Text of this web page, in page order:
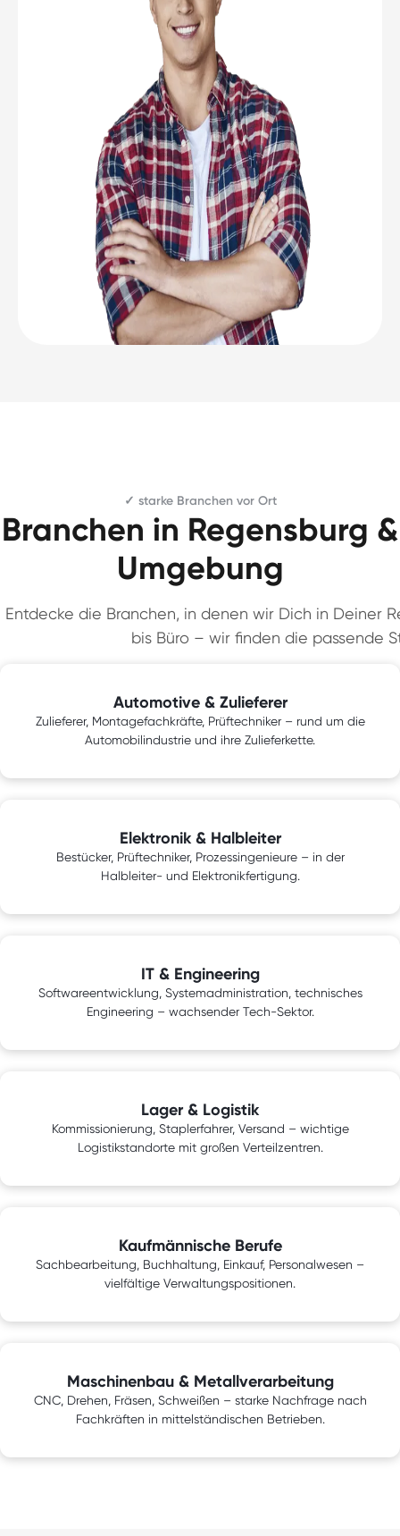
✓ starke Branchen vor Ort
Branchen in Regensburg &
Umgebung
Entdecke die Branchen, in denen wir Dich in Deiner
bis Büro – wir finden die passende
Automotive & Zulieferer
Zulieferer, Montagefachkräfte, Prüftechniker – rund um die
Automobilindustrie und ihre Zulieferkette.
Elektronik & Halbleiter
Bestücker, Prüftechniker, Prozessingenieure – in der
Halbleiter- und Elektronikfertigung.
IT & Engineering
Softwareentwicklung, Systemadministration, technisches
Engineering – wachsender Tech-Sektor.
Lager & Logistik
Kommissionierung, Staplerfahrer, Versand – wichtige
Logistikstandorte mit großen Verteilzentren.
Kaufmännische Berufe
Sachbearbeitung, Buchhaltung, Einkauf, Personalwesen –
vielfältige Verwaltungspositionen.
Maschinenbau & Metallverarbeitung
CNC, Drehen, Fräsen, Schweißen – starke Nachfrage nach
Fachkräften in mittelständischen Betrieben.